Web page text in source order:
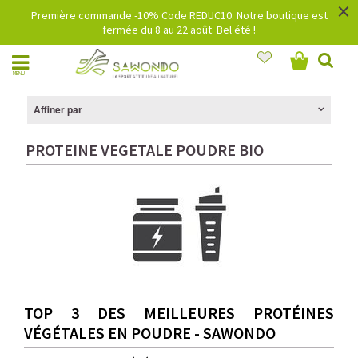
Première commande -10% Code REDUC10. Notre boutique est
fermée du 8 au 22 août. Bel été !
×
MENU
Affiner par
PROTEINE VEGETALE POUDRE BIO
TOP 3 DES MEILLEURES PROTÉINES
VÉGÉTALES EN POUDRE - SAWONDO